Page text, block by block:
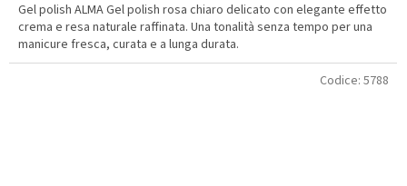
Gel polish ALMA Gel polish rosa chiaro delicato con elegante effetto
crema e resa naturale raffinata. Una tonalità senza tempo per una
manicure fresca, curata e a lunga durata.
Codice: 5788